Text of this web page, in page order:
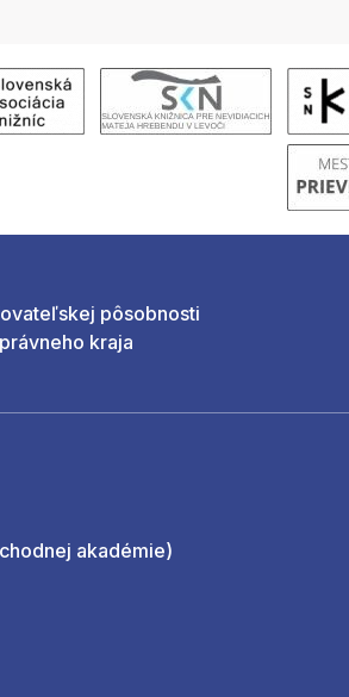
pôsobnosti
kraja
akadémie)